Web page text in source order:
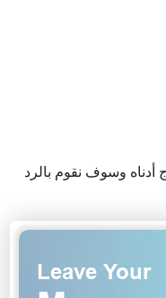
أدناه وسوف نقوم بالرد